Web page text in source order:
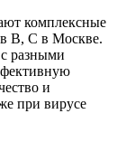
комплексные
В, С в Москве.
разными
и
при вирусе